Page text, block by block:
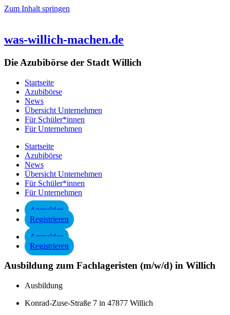
Zum Inhalt springen
was-willich-machen.de
Die Azubibörse der Stadt Willich
Startseite
Azubibörse
News
Übersicht Unternehmen
Für Schüler*innen
Für Unternehmen
Startseite
Azubibörse
News
Übersicht Unternehmen
Für Schüler*innen
Für Unternehmen
Anmelden
Registrieren
Anmelden
Registrieren
Ausbildung zum Fachlageristen (m/w/d) in Willich
Ausbildung
Konrad-Zuse-Straße 7 in 47877 Willich